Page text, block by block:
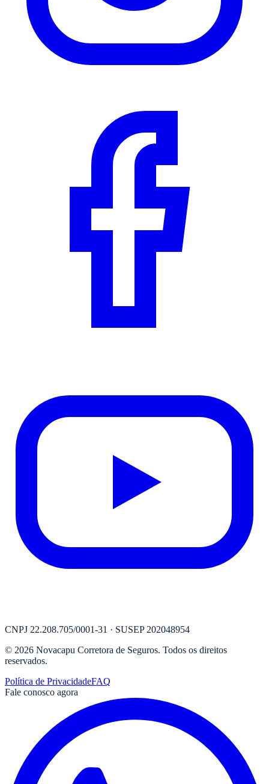
CNPJ 22.208.705/0001-31 · SUSEP 202048954
© 2026 Novacapu Corretora de Seguros. Todos os direitos
reservados.
Política de PrivacidadeFAQ
Fale conosco agora